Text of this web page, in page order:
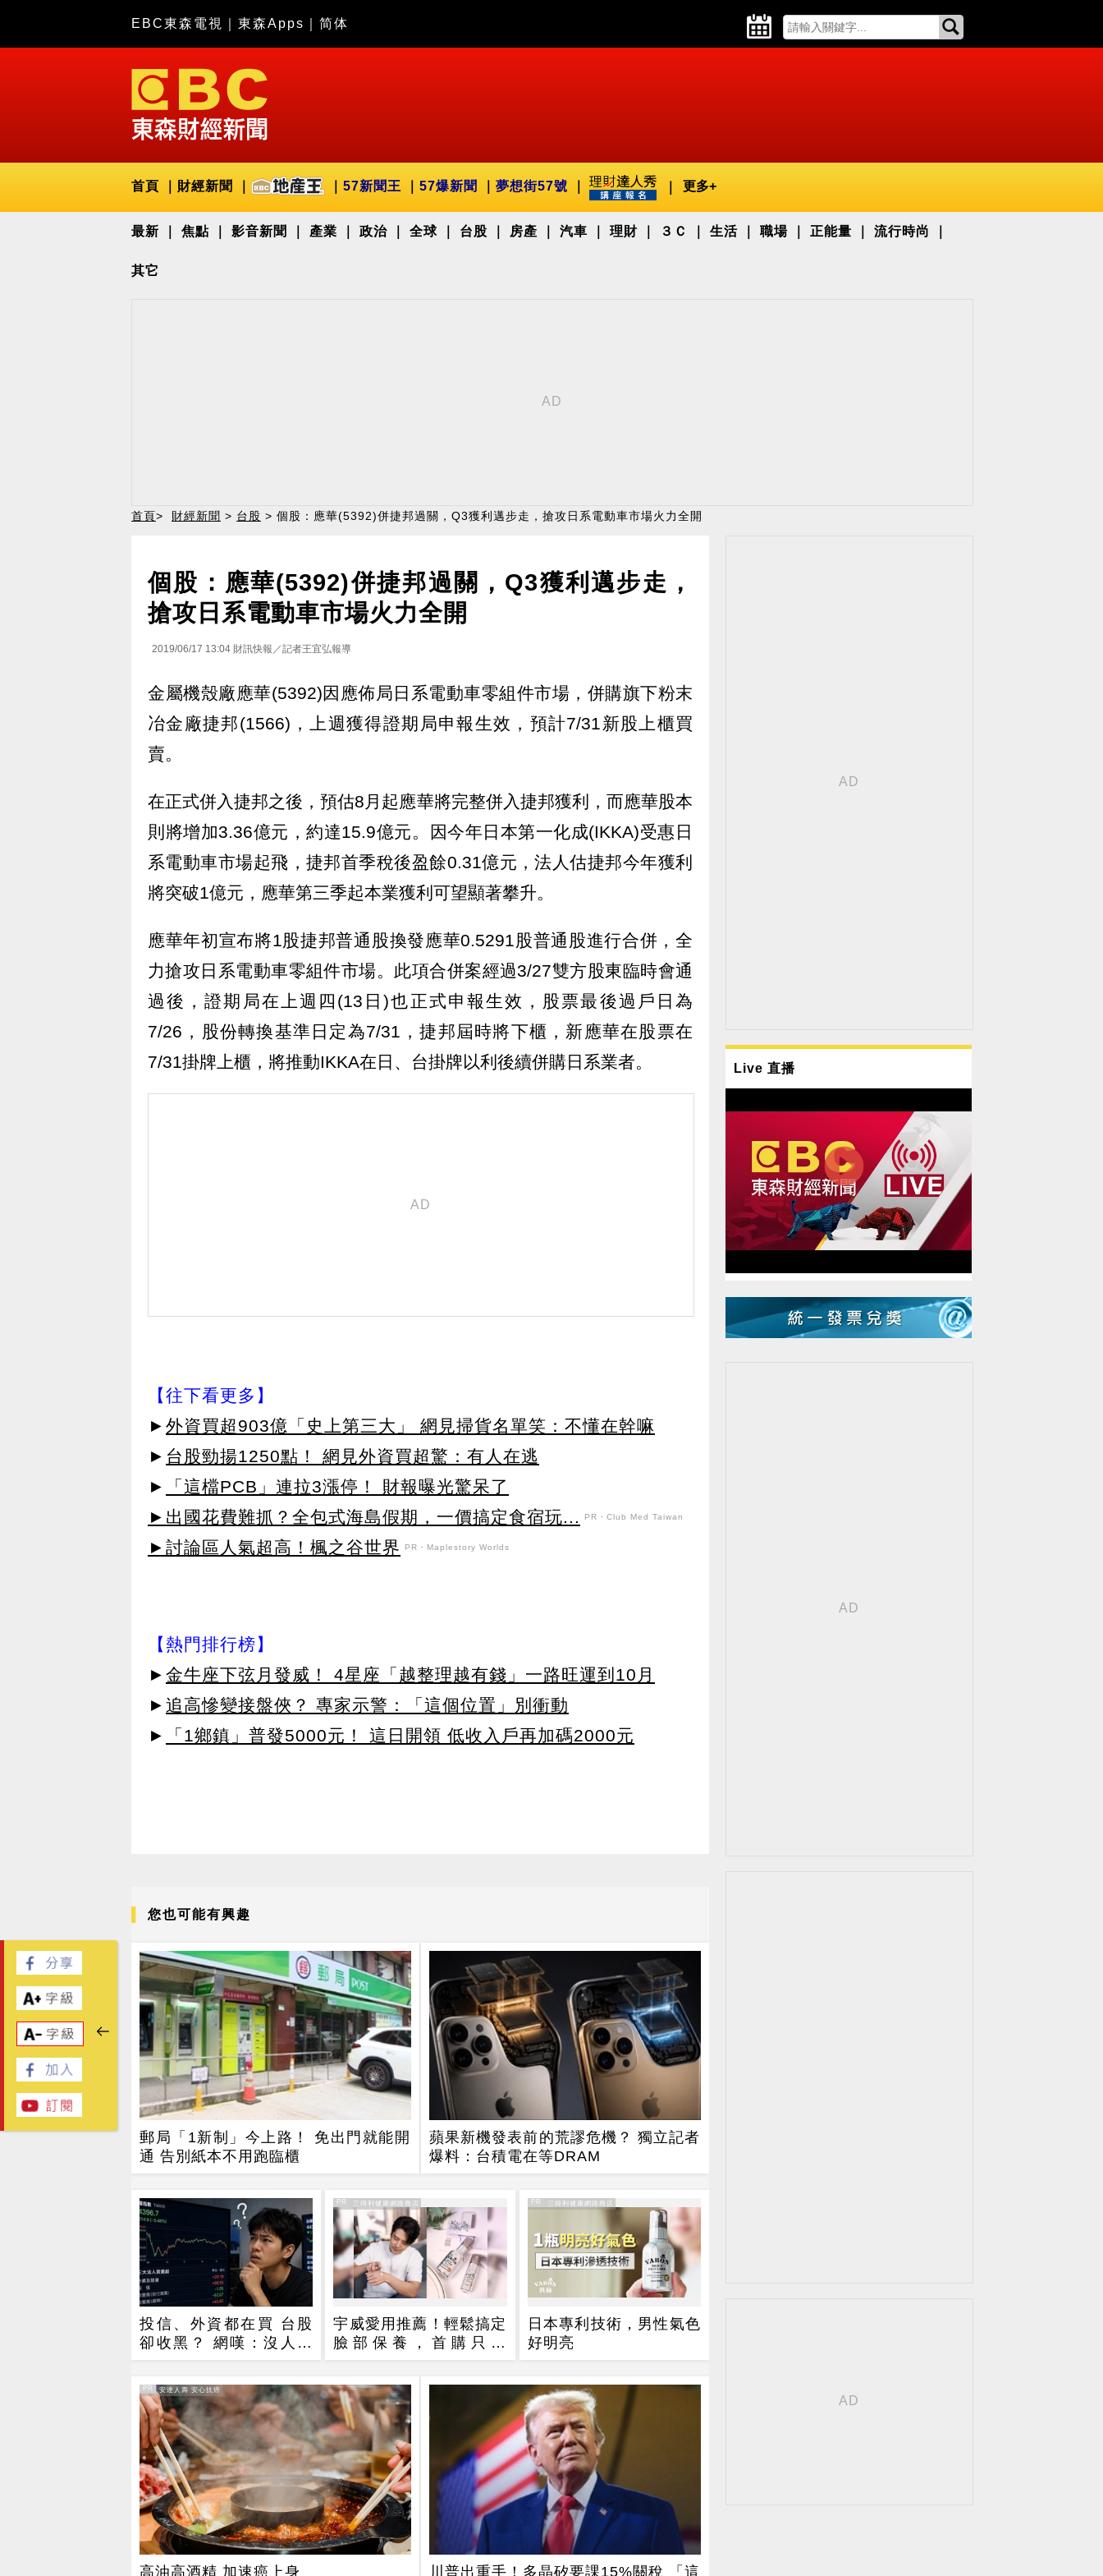
EBC東森電視 東森Apps 简体
首頁 財經新聞 57新聞王 57爆新聞 夢想街57號 更多+
最新 焦點 影音新聞 產業 政治 全球 台股 房產 汽車 理財 ３Ｃ 生活 職場 正能量 流行時尚
其它
首頁> 財經新聞 > 台股 > 個股：應華(5392)併捷邦過關，Q3獲利邁步走，搶攻日系電動車市場火力全開
個股：應華(5392)併捷邦過關，Q3獲利邁步走，
搶攻日系電動車市場火力全開
2019/06/17 13:04 財訊快報／記者王宜弘報導
金屬機殼廠應華(5392)因應佈局日系電動車零組件市場，併購旗下粉末
冶金廠捷邦(1566)，上週獲得證期局申報生效，預計7/31新股上櫃買
賣。
在正式併入捷邦之後，預估8月起應華將完整併入捷邦獲利，而應華股本
則將增加3.36億元，約達15.9億元。因今年日本第一化成(IKKA)受惠日
系電動車市場起飛，捷邦首季稅後盈餘0.31億元，法人估捷邦今年獲利
將突破1億元，應華第三季起本業獲利可望顯著攀升。
應華年初宣布將1股捷邦普通股換發應華0.5291股普通股進行合併，全
力搶攻日系電動車零組件市場。此項合併案經過3/27雙方股東臨時會通
過後，證期局在上週四(13日)也正式申報生效，股票最後過戶日為
7/26，股份轉換基準日定為7/31，捷邦屆時將下櫃，新應華在股票在
7/31掛牌上櫃，將推動IKKA在日、台掛牌以利後續併購日系業者。
【往下看更多】
► 外資買超903億「史上第三大」 網見掃貨名單笑：不懂在幹嘛
► 台股勁揚1250點！ 網見外資買超驚：有人在逃
►
「這檔PCB」連拉3漲停！ 財報曝光驚呆了
►出國花費難抓？全包式海島假期，一價搞定食宿玩...
PR・Club Med Taiwan
►討論區人氣超高！楓之谷世界 PR・Maplestory Worlds
【熱門排行榜】
► 金牛座下弦月發威！ 4星座「越整理越有錢」一路旺運到10月
► 追高慘變接盤俠？ 專家示警：「這個位置」別衝動
►
「1鄉鎮」普發5000元！ 這日開領 低收入戶再加碼2000元
您也可能有興趣
郵局「1新制」今上路！ 免出門就能開
通 告別紙本不用跑臨櫃
蘋果新機發表前的荒謬危機？ 獨立記者
爆料：台積電在等DRAM
投信、外資都在買 台股
卻收黑？ 網嘆：沒人要
玩了
PR
宇威愛用推薦！輕鬆搞定
臉部保養，首購只要
$390
PR・三得利健康網路商店 PR
日本專利技術，男性氣色
好明亮
PR・三得利健康網路商店
PR
高油高酒精 加速癌上身
PR・安達人壽 安心抗癌
川普出重手！多晶矽要課15%關稅 「這
Live 直播